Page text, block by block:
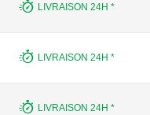
LIVRAISON 24H *
LIVRAISON 24H *
LIVRAISON 24H *